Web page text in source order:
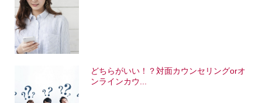
どちらがいい！？対面カウンセリングorオ
ンラインカウ...